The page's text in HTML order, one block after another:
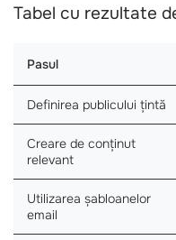
Tabel cu rezultate
Pasul
Definirea publicului țintă
Creare de conținut
relevant
Utilizarea șabloanelor
email